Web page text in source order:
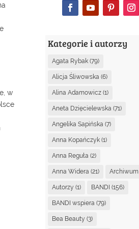
w
Kategorie i autorzy
Agata Rybak (79)
Alicja Śliwowska (6)
Alina Adamowicz (1)
Aneta Dzięcielewska (71)
Angelika Sapińska (7)
Anna Kopańczyk (1)
Anna Reguła (2)
Anna Widera (21) Archiwum
Autorzy (1) BANDI (156)
BANDI wspiera (79)
Bea Beauty (3)